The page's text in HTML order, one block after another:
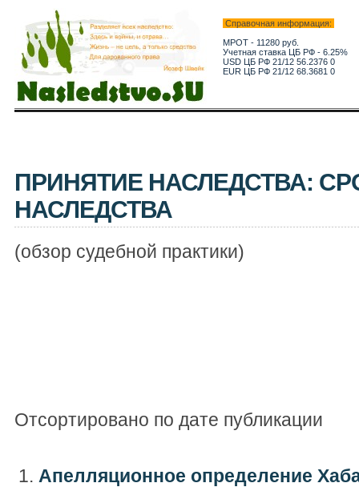
Справочная информация:
МРОТ - 11280 руб.
Учетная ставка ЦБ РФ - 6.25%
USD ЦБ РФ 21/12 56.2376 0
EUR ЦБ РФ 21/12 68.3681 0
ПРИНЯТИЕ НАСЛЕДСТВА:
НАСЛЕДСТВА
(обзор судебной практики)
Отсортировано по дате публикации
Апелляционное определение